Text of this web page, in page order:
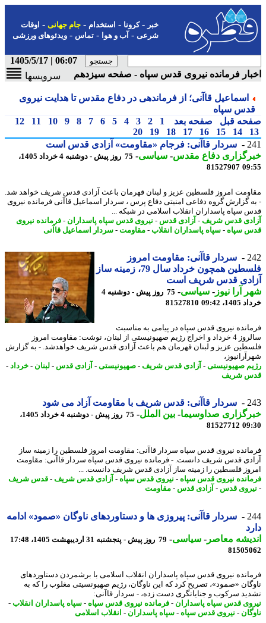
-کرونا-استخدام- جام جهانی-اوقات
شرعی-آب و هوا-تماس-ویدئوهای ورزشی
06:07 | 1405/5/17
فرمانده نیروی قدس سپاه - صفحه سیزدهم
سرویسها
اسماعیل قاآنی؛ از فرماندهی در دفاع مقدس تا هدایت نیروی
سپاه
قبل صفحه بعد 1
2
3
4
5
6
7
8
9
10
11
12
14
15
16
17
18
19
20
سردار قاآنی: فرجام «مقاومت» آزادی قدس است
دفاع مقدس-سیاسی-
75 روز پیش - دوشنبه 4 خرداد 1405،
81527907
امروز فلسطین عزیز و لبنان قهرمان باعث آزادی قدس شریف خواهد شد.
گزارش گروه دفاعی امنیتی دفاع پرس ، سردار اسماعیل قاآنی فرمانده نیروی
سپاه پاسداران انقلاب اسلامی در شبکه ...
قدس شریف-آزادی قدس-نیروی قدس سپاه پاسداران -
فرمانده نیروی
سپاه-سپاه پاسداران انقلاب-مقاومت-سردار اسماعیل قاآنی
سردار قاآنی: مقاومت امروز
فلسطین همچون خرداد سال 79، زمینه ساز
قدس شریف است
آرا نیوز-سیاسی-
75 روز پیش - دوشنبه 4
09:42
81527810
نیروی قدس سپاه در پیامی به مناسبت
سالروز 4 خرداد و اخراج رژیم صهیونیستی از لبنان، نوشت: مقاومت امروز
عزیز و لبنان قهرمان هم باعث آزادی قدس شریف خواهدشد. - به گزارش
صهیونیستی-آزادی قدس شریف-صهیونیستی-آزادی قدس-لبنان-خرداد-
شریف
سردار قاآنی: قدس شریف با مقاومت آزاد می شود
صداوسیما-بین الملل-
75 روز پیش - دوشنبه 4 خرداد 1405،
81527712
نیروی قدس سپاه سردار قاآنی: مقاومت امروز فلسطین را زمینه ساز
قدس شریف دانست. - فرمانده نیروی قدس سپاه سردار قاآنی: مقاومت
فلسطین را زمینه ساز آزادی قدس شریف دانست. ...
نیروی قدس سپاه-نیروی قدس سپاه-آزادی قدس شریف-قدس شریف
قدس-آزادی قدس-مقاومت
سردار قاآنی: پیروزی ها و دستاوردهای ناوگان «صمود» ادامه
معاصر-سیاسی-79 روز پیش - پنجشنبه 31 اردیبهشت 1405، 17:48
نیروی قدس سپاه پاسداران انقلاب اسلامی با برشمردن دستاوردهای
«صمود»، تصریح کرد که این ناوگان، رژیم صهیونسیتی مغلوب را که به
سرکوب و جنایاتگری دست زده، - سردار قاآنی:
قدس سپاه پاسداران - فرمانده نیروی قدس سپاه-سپاه پاسداران انقلاب-
-نیروی قدس سپاه-سپاه پاسداران - انقلاب اسلامی